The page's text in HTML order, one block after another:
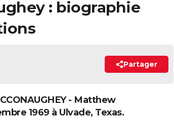
: biographie
Partager
- Matthew
1969 à Ulvade, Texas.